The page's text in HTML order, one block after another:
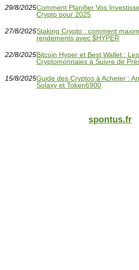
29/8/2025Comment Planifier Vos
Crypto pour 2025
27/8/2025Staking Crypto : comment
rendements avec $HYPER
22/8/2025Bitcoin Hyper et Best Wallet : Les
Cryptomonnaies à Suivre de
15/8/2025Guide des Cryptos à Acheter :
Solaxy et Token6900
spontus.fr